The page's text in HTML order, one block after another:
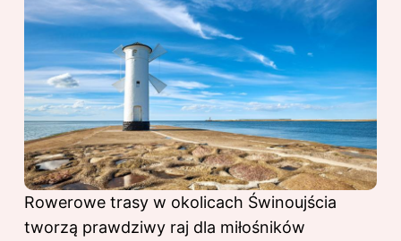
Rowerowe trasy w okolicach Świnoujścia
tworzą prawdziwy raj dla miłośników